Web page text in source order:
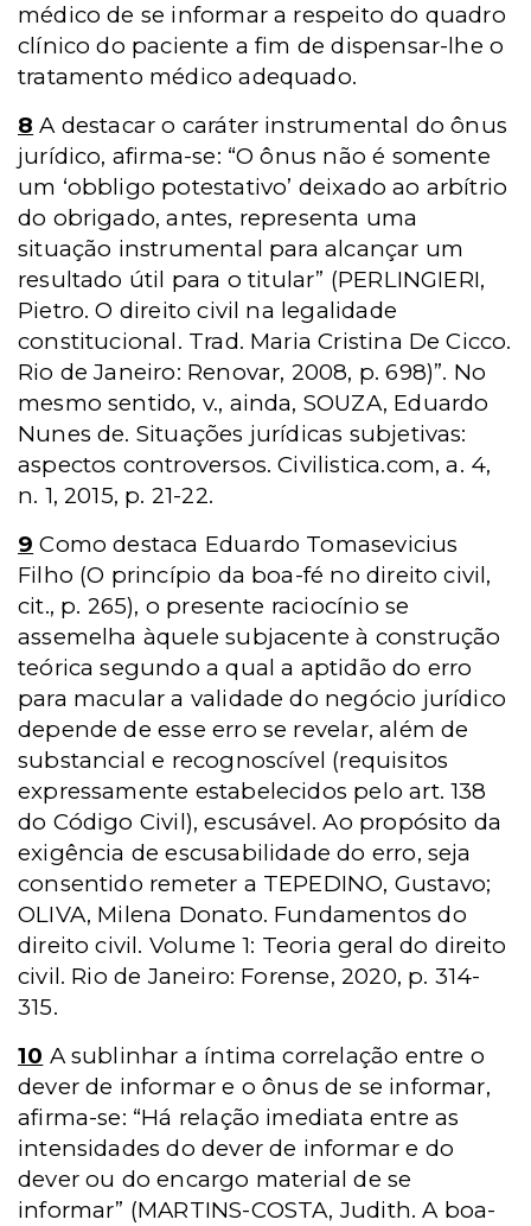
médico de se informar a respeito do quadro
clínico do paciente a fim de dispensar-lhe o
tratamento médico adequado.
8 A destacar o caráter instrumental do ônus
jurídico, afirma-se: “O ônus não é somente
um ‘obbligo potestativo’ deixado ao arbítrio
do obrigado, antes, representa uma
situação instrumental para alcançar um
resultado útil para o titular” (PERLINGIERI,
Pietro. O direito civil na legalidade
constitucional. Trad. Maria Cristina De Cicco.
Rio de Janeiro: Renovar, 2008, p. 698)”. No
mesmo sentido, v., ainda, SOUZA, Eduardo
Nunes de. Situações jurídicas subjetivas:
aspectos controversos. Civilistica.com, a. 4,
n. 1, 2015, p. 21-22.
9 Como destaca Eduardo Tomasevicius
Filho (O princípio da boa-fé no direito civil,
cit., p. 265), o presente raciocínio se
assemelha àquele subjacente à construção
teórica segundo a qual a aptidão do erro
para macular a validade do negócio jurídico
depende de esse erro se revelar, além de
substancial e recognoscível (requisitos
expressamente estabelecidos pelo art. 138
do Código Civil), escusável. Ao propósito da
exigência de escusabilidade do erro, seja
consentido remeter a TEPEDINO, Gustavo;
OLIVA, Milena Donato. Fundamentos do
direito civil. Volume 1: Teoria geral do direito
civil. Rio de Janeiro: Forense, 2020, p. 314-
315.
10 A sublinhar a íntima correlação entre o
dever de informar e o ônus de se informar,
afirma-se: “Há relação imediata entre as
intensidades do dever de informar e do
dever ou do encargo material de se
informar” (MARTINS-COSTA, Judith. A boa-